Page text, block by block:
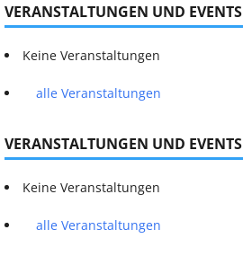
VERANSTALTUNGEN UND EVENTS
Keine Veranstaltungen
alle Veranstaltungen
VERANSTALTUNGEN UND EVENTS
Keine Veranstaltungen
alle Veranstaltungen